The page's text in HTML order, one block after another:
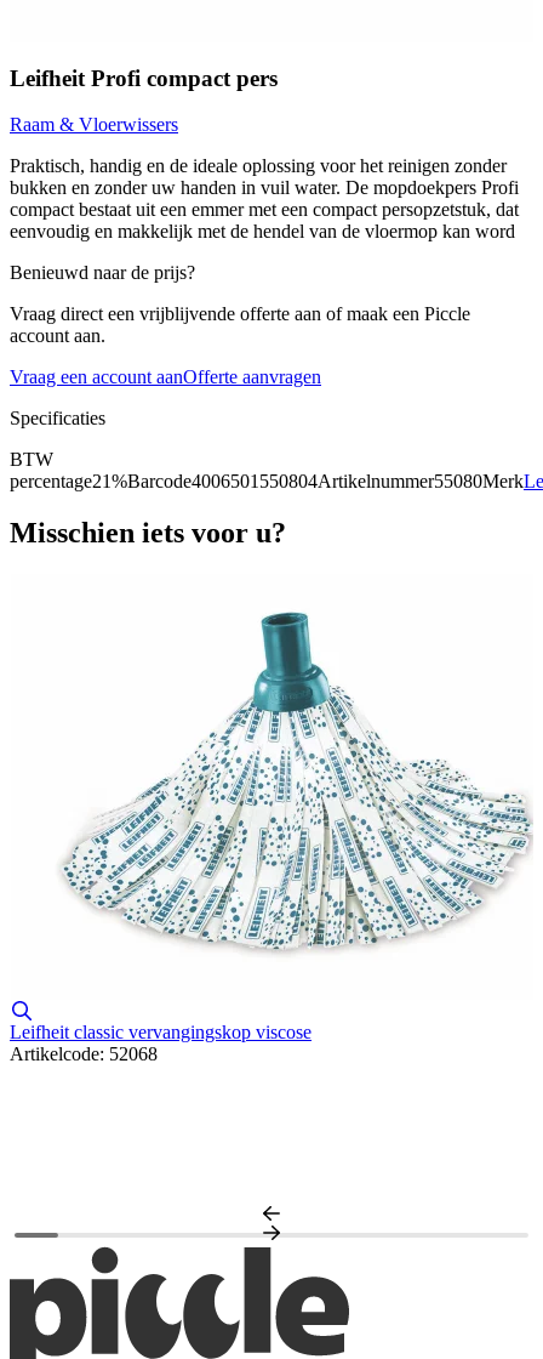
Leifheit Profi compact pers
Raam & Vloerwissers
Praktisch, handig en de ideale oplossing voor het reinigen zonder
bukken en zonder uw handen in vuil water. De mopdoekpers Profi
compact bestaat uit een emmer met een compact persopzetstuk, dat
eenvoudig en makkelijk met de hendel van de vloermop kan word
Benieuwd naar de prijs?
Vraag direct een vrijblijvende offerte aan of maak een Piccle
account aan.
Vraag een account aanOfferte aanvragen
Specificaties
BTW
percentage21%Barcode4006501550804Artikelnummer55080Merk
Misschien iets voor u?
Leifheit classic vervangingskop viscose
Artikelcode: 52068